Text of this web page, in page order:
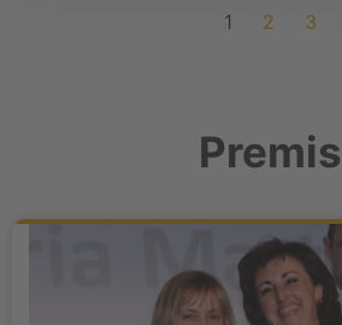
1 2 3
Premis